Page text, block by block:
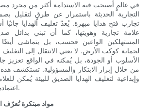
في عالمٍ أصبحت فيه الاستدامة أكثر من مجرد
التجارية الحديثة باستمرار عن طرقٍ لتقليل
تجارب فتح هدايا مبهرة. يُعدّ تغليف الهدايا
علامة تجارية وهويتها، كما أن تبني بدائل
المستهلكين الواعين فحسب، بل يتماشى أيضًا
لحماية كوكب الأرض. لا يعني الانتقال إلى
الأسلوب أو الجودة، بل يُمكنه في الواقع تعزيز
من خلال إبراز الابتكار والمسؤولية. تستكشف هذه
وإبداعية لتغليف الهدايا الصديق للبيئة يُمكن
اعتمادها لإحداث تأثيرٍ هادف.
مواد مبتكرة تُعرّف